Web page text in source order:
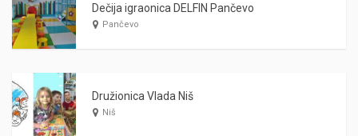
Dečija igraonica DELFIN Pančevo
Pančevo
Družionica Vlada Niš
Niš